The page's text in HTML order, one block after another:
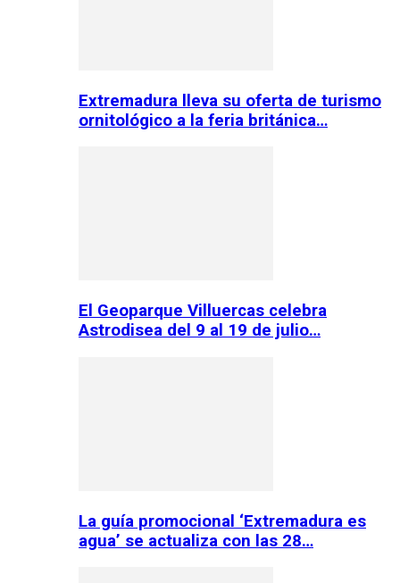
Extremadura lleva su oferta de turismo
ornitológico a la feria británica…
El Geoparque Villuercas celebra
Astrodisea del 9 al 19 de julio…
La guía promocional ‘Extremadura es
agua’ se actualiza con las 28…